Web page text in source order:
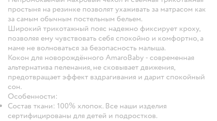
простыня на резинке позволят ухаживать за матрасом как
за самым обычным постельным бельем.
Широкий трикотажный пояс надежно фиксирует кроху,
позволяя ему чувствовать себя спокойно и комфортно, а
маме не волноваться за безопасность малыша.
Кокон для новорождённого AmaroBaby - современная
альтернатива пеленания, не сковывает движения,
предотвращает эффект вздрагивания и дарит спокойный
сон.
Особенности:
Состав ткани: 100% хлопок. Все наши изделия
сертифицированы для детей и подростков.